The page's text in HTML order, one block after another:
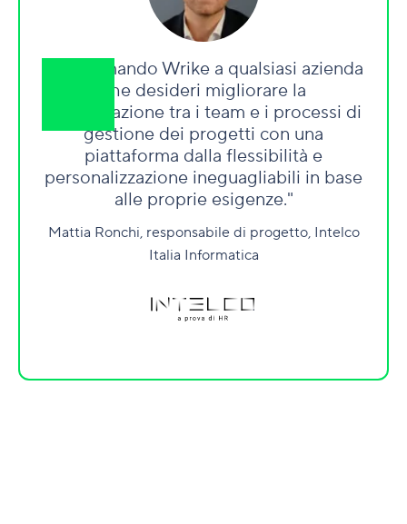
Raccomando Wrike a qualsiasi azienda
che desideri migliorare la
collaborazione tra i team e i processi di
gestione dei progetti con una
piattaforma dalla flessibilità e
personalizzazione ineguagliabili in base
alle proprie esigenze."
Mattia Ronchi, responsabile di progetto, Intelco
Italia Informatica